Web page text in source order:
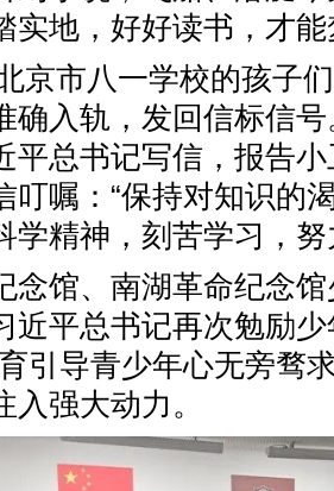
实地，好好读书，才能
京市八一学校的孩子
确入轨，发回信标信
平总书记写信，报告
叮嘱：“保持对知识的
学精神，刻苦学习，努
念馆、南湖革命纪念
近平总书记再次勉励
引导青少年心无旁骛
强大动力。